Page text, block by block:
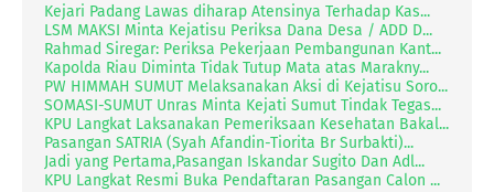
Kejari Padang Lawas diharap Atensinya Terhadap Kas...
LSM MAKSI Minta Kejatisu Periksa Dana Desa / ADD D...
Rahmad Siregar: Periksa Pekerjaan Pembangunan Kant...
Kapolda Riau Diminta Tidak Tutup Mata atas Marakny...
PW HIMMAH SUMUT Melaksanakan Aksi di Kejatisu Soro...
SOMASI-SUMUT Unras Minta Kejati Sumut Tindak Tegas...
KPU Langkat Laksanakan Pemeriksaan Kesehatan Bakal...
Pasangan SATRIA (Syah Afandin-Tiorita Br Surbakti)...
Jadi yang Pertama,Pasangan Iskandar Sugito Dan Adl...
KPU Langkat Resmi Buka Pendaftaran Pasangan Calon ...